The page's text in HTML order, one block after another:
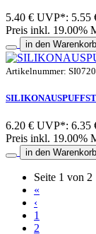
5.40 € UVP*: 5.55
Preis inkl. 19.00%
in den Warenkorb
Artikelnummer:
6.20 € UVP*: 6.35
Preis inkl. 19.00%
in den Warenkorb
Seite 1 von 2
«
‹
1
2